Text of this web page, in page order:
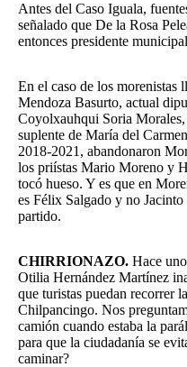
Antes del Caso Iguala,
señalado que De la Rosa
entonces presidente
En el caso de los morenistas
Mendoza Basurto, actual
Coyolxauhqui Soria
suplente de María del
2018-2021, abandonaron
los priístas Mario Moreno y
tocó hueso. Y es que en
es Félix Salgado y no
partido.
CHIRRIONAZO. Hace
Otilia Hernández Martínez
que turistas puedan recorrer
Chilpancingo. Nos
camión cuando estaba la
para que la ciudadanía se
caminar?